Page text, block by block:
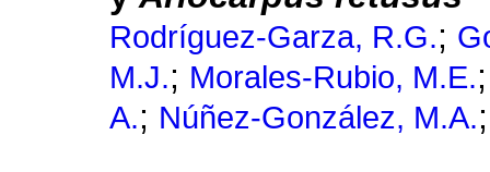
Rodríguez-Garza, R.G.;
M.J.; Morales-Rubio, M.E.
A.; Núñez-González, M.A.